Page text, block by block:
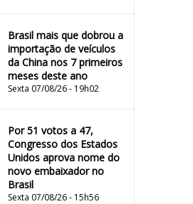
Brasil mais que dobrou a
importação de veículos
da China nos 7 primeiros
meses deste ano
Sexta 07/08/26 - 19h02
Por 51 votos a 47,
Congresso dos Estados
Unidos aprova nome do
novo embaixador no
Brasil
Sexta 07/08/26 - 15h56